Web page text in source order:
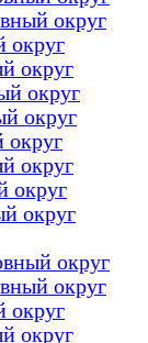
округ
округ
округ
округ
округ
округ
округ
округ
округ
округ
округ
округ
округ